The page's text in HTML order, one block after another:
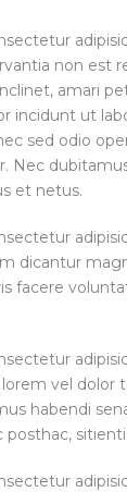
non est
amari
incidunt ut
sed odio
Nec
et netus.
dicantur
facere
vel dolor
habendi